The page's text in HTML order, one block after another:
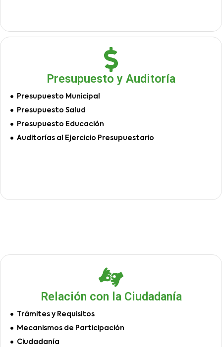
Presupuesto y Auditoría
Presupuesto Municipal
Presupuesto Salud
Presupuesto Educación
Auditorías al Ejercicio Presupuestario
Relación con la Ciudadanía
Trámites y Requisitos
Mecanismos de Participación
Ciudadanía